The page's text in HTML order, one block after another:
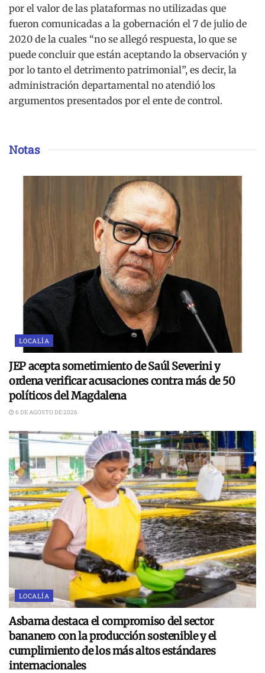
por el valor de las plataformas no utilizadas que
fueron comunicadas a la gobernación el 7 de julio de
2020 de la cuales “no se allegó respuesta, lo que se
puede concluir que están aceptando la observación y
por lo tanto el detrimento patrimonial”, es decir, la
administración departamental no atendió los
argumentos presentados por el ente de control.
Notas
LOCALÍA
JEP acepta sometimiento de Saúl Severini y
ordena verificar acusaciones contra más de 50
políticos del Magdalena
6 DE AGOSTO DE 2026
LOCALÍA
Asbama destaca el compromiso del sector
bananero con la producción sostenible y el
cumplimiento de los más altos estándares
internacionales